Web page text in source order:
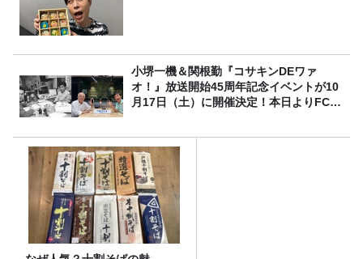
小堺一機＆関根勤『コサキンDEワァ
オ！』放送開始45周年記念イベントが10
月17日（土）に開催決定！本日よりFC先